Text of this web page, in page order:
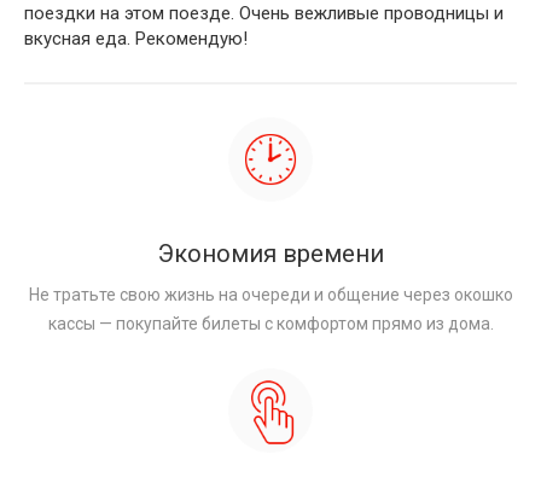
поездки на этом поезде. Очень вежливые проводницы и
вкусная еда. Рекомендую!
Экономия времени
Не тратьте свою жизнь на очереди и общение через окошко
кассы — покупайте билеты с комфортом прямо из дома.